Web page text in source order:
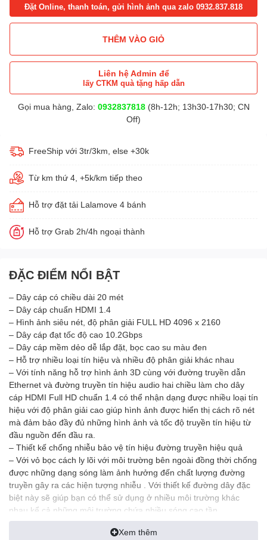
Đặt Online, thanh toán, gửi hình ảnh qua zalo 0932.837.818
THÊM VÀO GIỎ
Liên hệ Admin để
lấy CTKM quà tặng hấp dẫn
Gọi mua hàng, Zalo: 0932837818(8h-12h; 13h30-17h30; CN
Off)
FreeShip với 3tr/3km, else +30k
Từ km thứ 4, +5k/km tiếp theo
Hỗ trợ đặt tải Lalamove 4 bánh
Hỗ trợ Grab 2h/4h ngoại thành
ĐẶC ĐIỂM NỔI BẬT
– Dây cáp có chiều dài 20 mét
– Dây cáp chuẩn HDMI 1.4
– Hình ảnh siêu nét, độ phân giải FULL HD 4096 x 2160
– Dây cáp đạt tốc độ cao 10.2Gbps
– Dây cáp mềm dẻo dễ lắp đặt, bọc cao su màu đen
– Hỗ trợ nhiều loại tín hiệu và nhiều độ phân giải khác nhau
– Với tính năng hỗ trợ hình ảnh 3D cùng với đường truyền dẫn
Ethernet và đường truyền tín hiệu audio hai chiều làm cho dây
cáp HDMI Full HD chuẩn 1.4 có thể nhận dạng được nhiều loại tín
hiệu với độ phân giải cao giúp hình ảnh được hiển thị cách rõ nét
mà đảm bảo đầy đủ những hình ảnh và tốc độ truyền tín hiệu từ
đầu nguồn đến đầu ra.
– Thiết kế chống nhiễu bảo vệ tín hiệu đường truyền hiệu quả
– Với vỏ bọc cách ly lõi với môi trường bên ngoài đồng thời chống
được những dạng sóng làm ảnh hưởng đến chất lượng đường
truyền gây ra các hiện tượng nhiễu . Với thiết kế đường dây đặc
biệt này sẽ giúp bạn có thể sử dụng ở nhiều môi trường khác
nhau kể cả những môi trường chứa nhiều sóng cao tần .
Xem thêm